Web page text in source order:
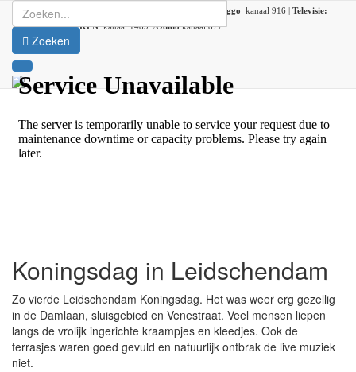
Radio:107.2 FM | Ziggo kanaal 916 | Televisie:
Ziggokanaal 41 /KPNkanaal 1489 /Odidokanaal 877
Zoeken
Koningsdag in Leidschendam
Zo vierde Leidschendam Koningsdag. Het was weer erg gezellig
in de Damlaan, sluisgebied en Venestraat. Veel mensen liepen
langs de vrolijk ingerichte kraampjes en kleedjes. Ook de
terrasjes waren goed gevuld en natuurlijk ontbrak de live muziek
niet.